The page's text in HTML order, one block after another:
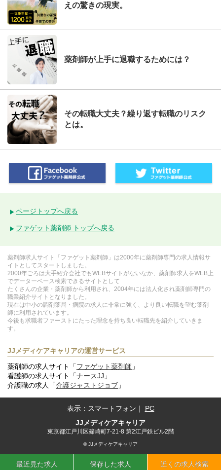
えの驚きの現実。
薬剤師が上手に退職するためには？
その転職大丈夫？繰り返す転職のリスク
とは。
ページトップへ戻る
ファゲット薬剤師 トップへ戻る
薬剤師求人サイト「ファゲット薬剤師」は2000年に薬剤師専門の求人情報サ
イトとしてスタートしました。
2000年ごろは大手紹介会社でもWEBサイトがないなか、薬剤師求人をWEB上
でデーターベース検索できるサイトとして
たくさんの企業・薬剤師から利用され、2004年には法人化され薬剤師専門の
職業紹介サイトとなりました。
現在は中小の調剤薬局・病院の求人に非常に強く、より良い転職を望む薬剤
師に利用されています。
今後も求職者ファーストにたった理念を持ち良い転職先を紹介していきま
す。
JJメディケアキャリアの運営サービス
薬剤師の求人サイト「ファゲット薬剤師 」
看護師の求人サイト「ナースJJ 」
介護職の求人「介護ジャストジョブ 」
表示： スマートフォン ｜ PC
JJメディケアキャリア
東京都江戸川区篠崎町7-21-8 第2江戸鉄ビル2階
© JJメディケアキャリア
最近見た求人 保存した求人 近くの求人検索